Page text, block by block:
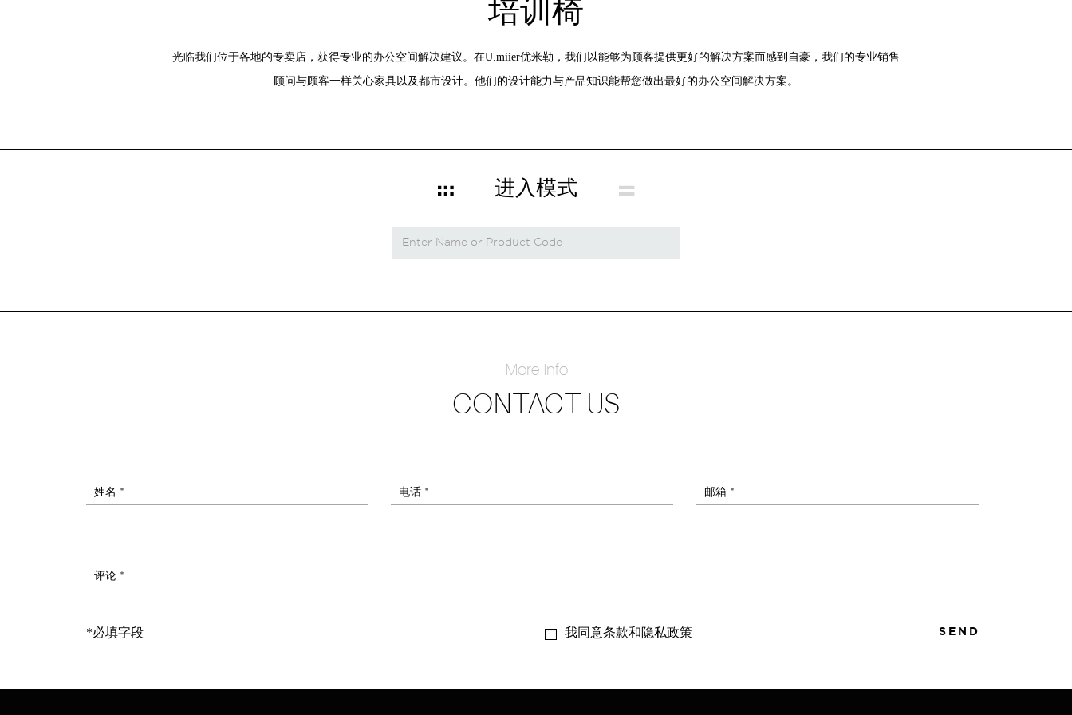
培训椅
光临我们位于各地的专卖店，获得专业的办公空间解决建议。在U.miier优米勒，我们以能够为顾客提供更好的解决方案而感到自豪，我们的专业销售
顾问与顾客一样关心家具以及都市设计。他们的设计能力与产品知识能帮您做出最好的办公空间解决方案。
进入模式
More Info
CONTACT US
姓名 * 电话 * 邮箱 *
评论 *
*必填字段 我同意条款和隐私政策 SEND